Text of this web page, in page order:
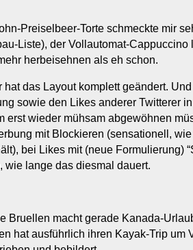
Preiselbeer-Torte schmeckte mir
Liste), der Vollautomat-
herbeisehnen als eh schon.
hat das Layout komplett geändert.
sowie den Likes anderer Twitterer
erst wieder mühsam abgewöhnen
mit Blockieren (sensationell,
bei Likes mit (neue Formulierung)
wie lange das diesmal dauert.
Bruellen macht gerade Kanada-
hat ausführlich ihren Kayak-Trip um